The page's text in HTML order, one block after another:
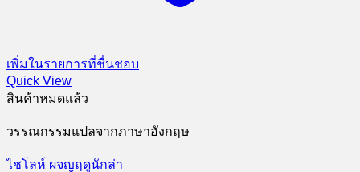
เพิ่มในรายการที่ชื่นชอบ
Quick View
สินค้าหมดแล้ว
วรรณกรรมแปลจากภาษาอังกฤษ
ไชโลห์ ผจญฤดูนักล่า